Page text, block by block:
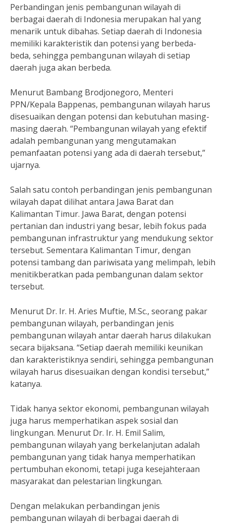
Perbandingan jenis pembangunan wilayah di
berbagai daerah di Indonesia merupakan hal yang
menarik untuk dibahas. Setiap daerah di Indonesia
memiliki karakteristik dan potensi yang berbeda-
beda, sehingga pembangunan wilayah di setiap
daerah juga akan berbeda.
Menurut Bambang Brodjonegoro, Menteri
PPN/Kepala Bappenas, pembangunan wilayah harus
disesuaikan dengan potensi dan kebutuhan masing-
masing daerah. “Pembangunan wilayah yang efektif
adalah pembangunan yang mengutamakan
pemanfaatan potensi yang ada di daerah tersebut,”
ujarnya.
Salah satu contoh perbandingan jenis pembangunan
wilayah dapat dilihat antara Jawa Barat dan
Kalimantan Timur. Jawa Barat, dengan potensi
pertanian dan industri yang besar, lebih fokus pada
pembangunan infrastruktur yang mendukung sektor
tersebut. Sementara Kalimantan Timur, dengan
potensi tambang dan pariwisata yang melimpah, lebih
menitikberatkan pada pembangunan dalam sektor
tersebut.
Menurut Dr. Ir. H. Aries Muftie, M.Sc., seorang pakar
pembangunan wilayah, perbandingan jenis
pembangunan wilayah antar daerah harus dilakukan
secara bijaksana. “Setiap daerah memiliki keunikan
dan karakteristiknya sendiri, sehingga pembangunan
wilayah harus disesuaikan dengan kondisi tersebut,”
katanya.
Tidak hanya sektor ekonomi, pembangunan wilayah
juga harus memperhatikan aspek sosial dan
lingkungan. Menurut Dr. Ir. H. Emil Salim,
pembangunan wilayah yang berkelanjutan adalah
pembangunan yang tidak hanya memperhatikan
pertumbuhan ekonomi, tetapi juga kesejahteraan
masyarakat dan pelestarian lingkungan.
Dengan melakukan perbandingan jenis
pembangunan wilayah di berbagai daerah di